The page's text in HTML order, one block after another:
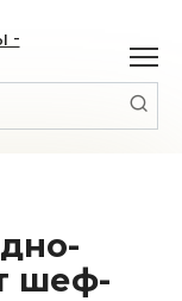
шеф-